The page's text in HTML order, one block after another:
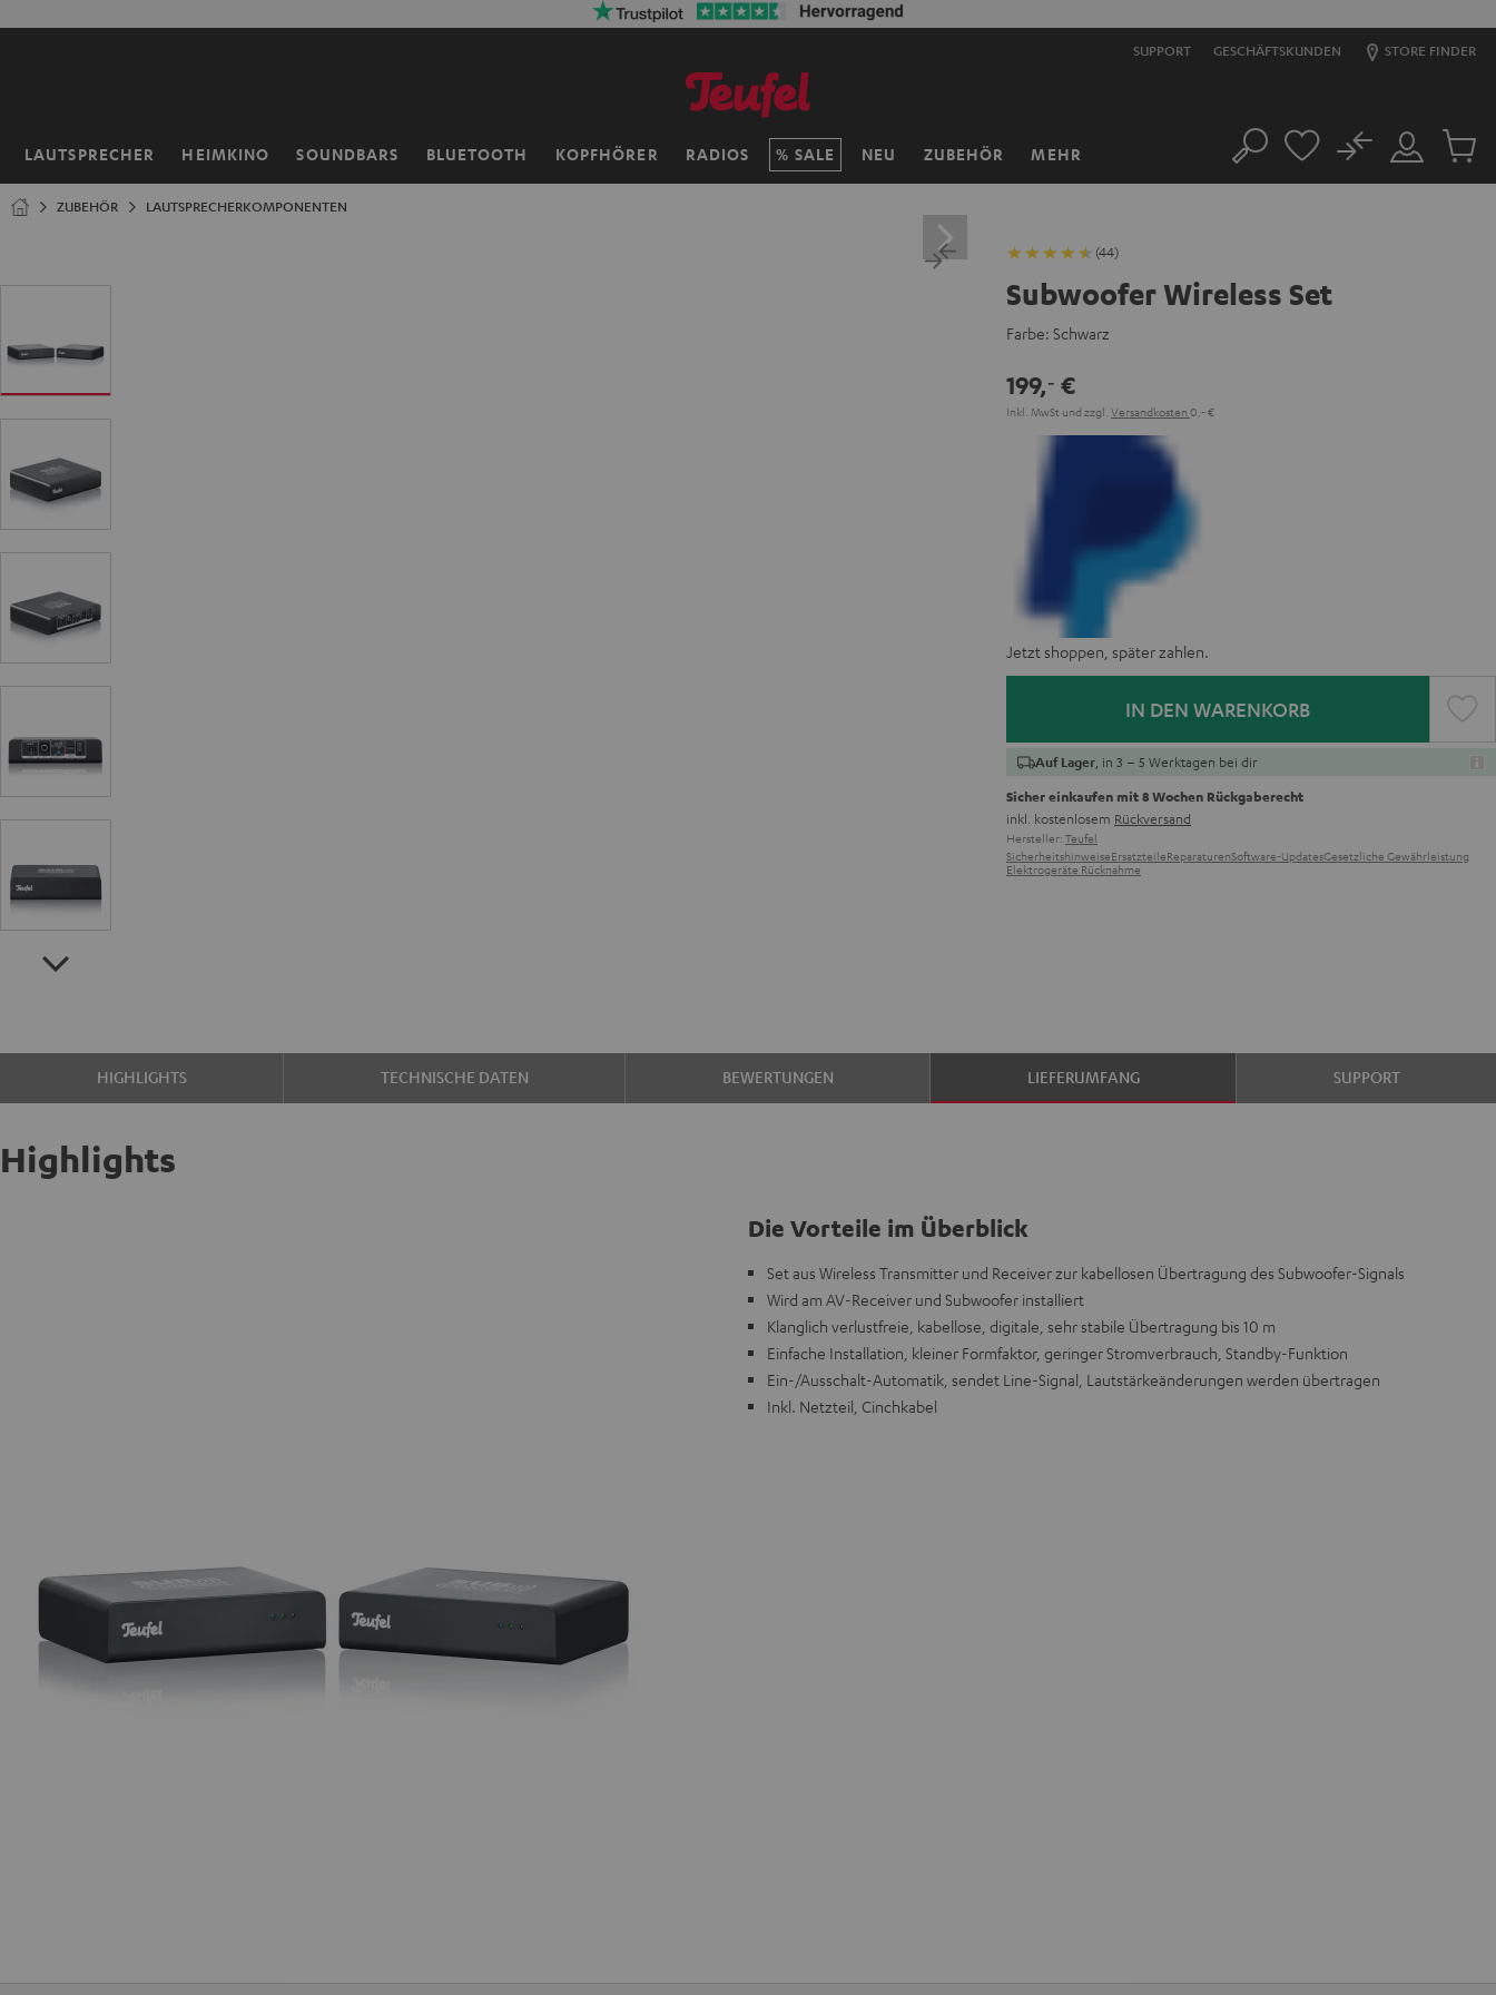
SUPPORT GESCHÄFTSKUNDEN STORE FINDER
LAUTSPRECHER HEIMKINO SOUNDBARS BLUETOOTH KOPFHÖRER RADIOS SALE NEU ZUBEHÖR MEHR
Startseite Suche
Mein
Konto
No
Artikel
ZUBEHÖR LAUTSPRECHERKOMPONENTEN
(44)
Subwoofer Wireless Set
Farbe: Schwarz
199,‐ €
Inkl. MwSt und zzgl. Versandkosten 0,‐ €
Jetzt shoppen, später zahlen.
IN DEN WARENKORB
Auf Lager , in 3 – 5 Werktagen bei dir
Sicher einkaufen mit 8 Wochen Rückgaberecht
inkl. kostenlosem Rückversand
Hersteller: Teufel
SicherheitshinweiseErsatzteileReparaturenSoftware-UpdatesGesetzliche Gewährleistung
Elektrogeräte Rücknahme
HIGHLIGHTS TECHNISCHE DATEN BEWERTUNGEN LIEFERUMFANG SUPPORT
Highlights
Die Vorteile im Überblick
Set aus Wireless Transmitter und Receiver zur kabellosen Übertragung des Subwoofer-Signals
Wird am AV-Receiver und Subwoofer installiert
Klanglich verlustfreie, kabellose, digitale, sehr stabile Übertragung bis 10 m
Einfache Installation, kleiner Formfaktor, geringer Stromverbrauch, Standby-Funktion
Ein-/Ausschalt-Automatik, sendet Line-Signal, Lautstärkeänderungen werden übertragen
Inkl. Netzteil, Cinchkabel